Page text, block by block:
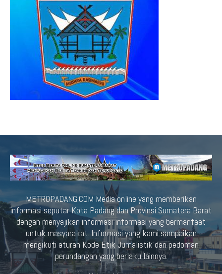
METROPADANG.COM Media online yang memberikan
informasi seputar Kota Padang dan Provinsi Sumatera Barat
dengan menyajikan informasi-informasi yang bermanfaat
untuk masyarakat. Informasi yang kami sampaikan
mengikuti aturan Kode Etik Jurnalistik dan pedoman
perundangan yang berlaku lainnya.